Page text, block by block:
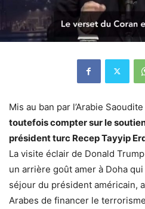
Mis au ban par l’Arabie
toutefois compter sur le
président turc Recep Tayyip
La visite éclair de Donald
un arrière goût amer à Doha qui
séjour du président américain,
Arabes de financer le